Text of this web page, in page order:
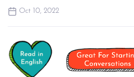
Oct 10, 2022